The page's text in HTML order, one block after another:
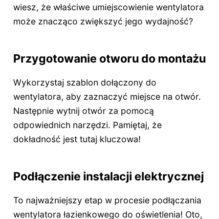
wiesz, że właściwe umiejscowienie wentylatora
może znacząco zwiększyć jego wydajność?
Przygotowanie otworu do montażu
Wykorzystaj szablon dołączony do
wentylatora, aby zaznaczyć miejsce na otwór.
Następnie wytnij otwór za pomocą
odpowiednich narzędzi. Pamiętaj, że
dokładność jest tutaj kluczowa!
Podłączenie instalacji elektrycznej
To najważniejszy etap w procesie podłączania
wentylatora łazienkowego do oświetlenia! Oto,